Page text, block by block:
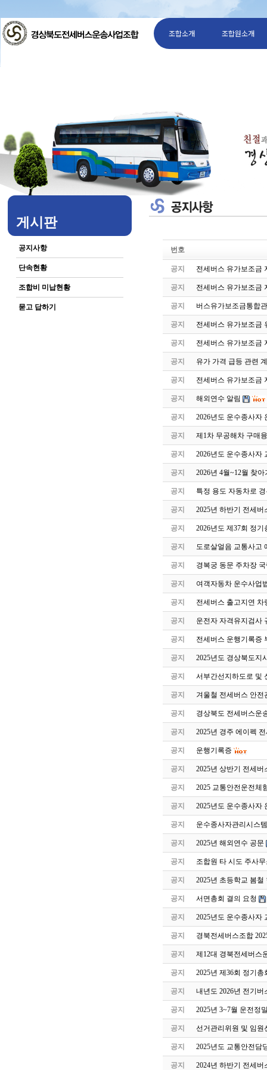
조합소개 조합원소개
게시판
공지사항
단속현황
조합비 미납현황
묻고 답하기
번호
공지 전세버스 유가보조금
공지 전세버스 유가보조금
공지 버스유가보조금통합
공지 전세버스 유가보조금
공지 전세버스 유가보조금
공지 유가 가격 급등 관련
공지 전세버스 유가보조금
공지 해외연수 알림
공지 2026년도 운수종사자
공지 제1차 무공해차 구매
공지 2026년도 운수종사자
공지 2026년 4월~12월 찾
공지 특정 용도 자동차로
공지 2025년 하반기 전세
공지 2026년도 제37회 정기
공지 도로살얼음 교통사고
공지 경복궁 동문 주차장
공지 여객자동차 운수사업
공지 전세버스 출고지연 차
공지 운전자 자격유지검사
공지 전세버스 운행기록증
공지 2025년도 경상북도지
공지 서부간선지하도로 및
공지 겨울철 전세버스 안전
공지 경상북도 전세버스운
공지 2025년 경주 에이펙
공지 운행기록증
공지 2025년 상반기 전세
공지 2025 교통안전운전체
공지 2025년도 운수종사자
공지 운수종사자관리시스
공지 2025년 해외연수 공문
공지 조합원 타 시도 주사
공지 2025년 초등학교 봄
공지 서면총회 결의 요청
공지 2025년도 운수종사자
공지 경북전세버스조합
공지 제12대 경북전세버스
공지 2025년 제36회 정기총
공지 내년도 2026년 전기
공지 2025년 3~7월 운전정
공지 선거관리위원 및 임원
공지 2025년도 교통안전담
공지 2024년 하반기 전세